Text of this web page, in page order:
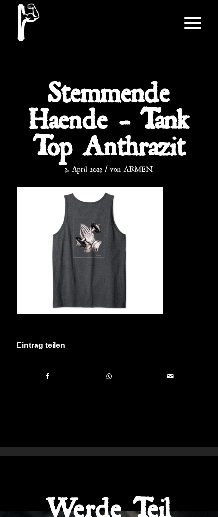
Stemmende
Haende – Tank
Top Anthrazit
3. April 2023 / ARMEN
Eintrag teilen
Werde Teil